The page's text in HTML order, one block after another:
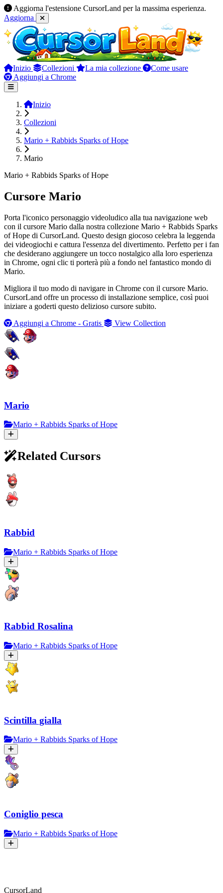
Aggiorna l'estensione CursorLand per la massima esperienza.
Aggiorna
Inizio Collezioni La mia collezione
Come usare
Aggiungi a Chrome
Inizio
Collezioni
Mario + Rabbids Sparks of Hope
Mario
Mario + Rabbids Sparks of Hope
Cursore Mario
Porta l'iconico personaggio videoludico alla tua navigazione web
con il cursore Mario dalla nostra collezione Mario + Rabbids Sparks
of Hope di CursorLand. Questo design giocoso celebra la leggenda
dei videogiochi e cattura l'essenza del divertimento. Perfetto per i fan
che desiderano aggiungere un tocco nostalgico alla loro esperienza
in Chrome, ogni clic ti porterà più a fondo nel fantastico mondo di
Mario.
Migliora il tuo modo di navigare in Chrome con il cursore Mario.
CursorLand offre un processo di installazione semplice, così puoi
iniziare a goderti questo delizioso cursore subito.
Aggiungi a Chrome - Gratis
View Collection
Mario
Mario + Rabbids Sparks of Hope
Related Cursors
Rabbid
Mario + Rabbids Sparks of Hope
Rabbid Rosalina
Mario + Rabbids Sparks of Hope
Scintilla gialla
Mario + Rabbids Sparks of Hope
Coniglio pesca
Mario + Rabbids Sparks of Hope
CursorLand